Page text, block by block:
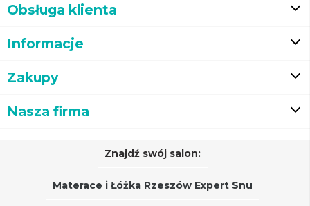
Obsługa klienta
Informacje
Zakupy
Nasza firma
Znajdź swój salon:
Materace i Łóżka Rzeszów Expert Snu